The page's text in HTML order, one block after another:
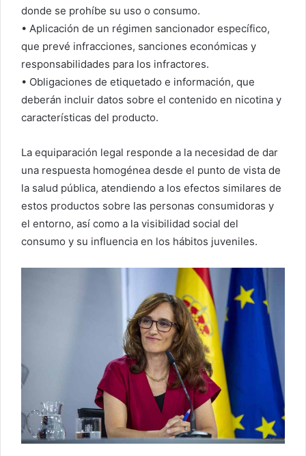
donde se prohíbe su uso o consumo.
• Aplicación de un régimen sancionador específico,
que prevé infracciones, sanciones económicas y
responsabilidades para los infractores.
• Obligaciones de etiquetado e información, que
deberán incluir datos sobre el contenido en nicotina y
características del producto.
La equiparación legal responde a la necesidad de dar
una respuesta homogénea desde el punto de vista de
la salud pública, atendiendo a los efectos similares de
estos productos sobre las personas consumidoras y
el entorno, así como a la visibilidad social del
consumo y su influencia en los hábitos juveniles.